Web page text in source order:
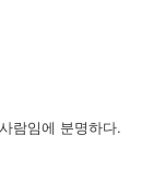
람임에 분명하다.